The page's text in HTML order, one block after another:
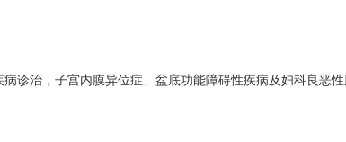
病诊治，子宫内膜异位症、盆底功能障碍性疾病及妇科良恶